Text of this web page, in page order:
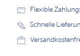
Flexible
Schnelle